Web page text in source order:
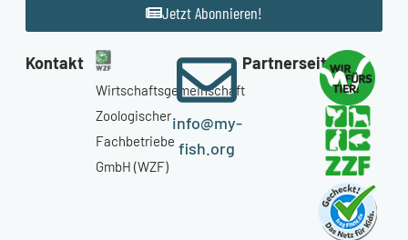
Jetzt Abonnieren!
Kontakt
Wirtschaftsgemeinschaft
Zoologischer
Fachbetriebe
GmbH (WZF)
info@my-
fish.org
Partnerseiten